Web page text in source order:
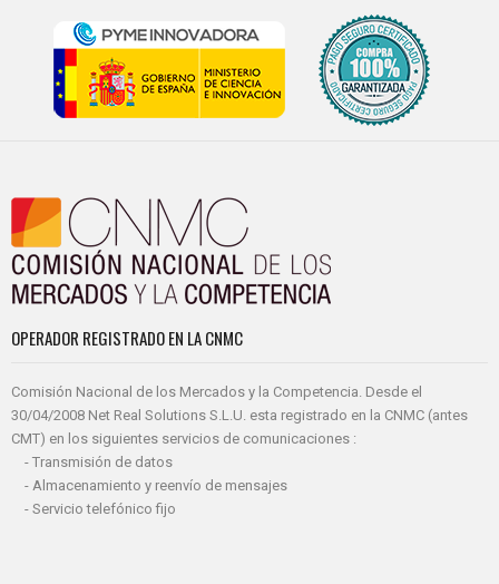
OPERADOR REGISTRADO EN LA CNMC
Comisión Nacional de los Mercados y la Competencia. Desde el
30/04/2008 Net Real Solutions S.L.U. esta registrado en la CNMC (antes
CMT) en los siguientes servicios de comunicaciones :
- Transmisión de datos
- Almacenamiento y reenvío de mensajes
- Servicio telefónico fijo